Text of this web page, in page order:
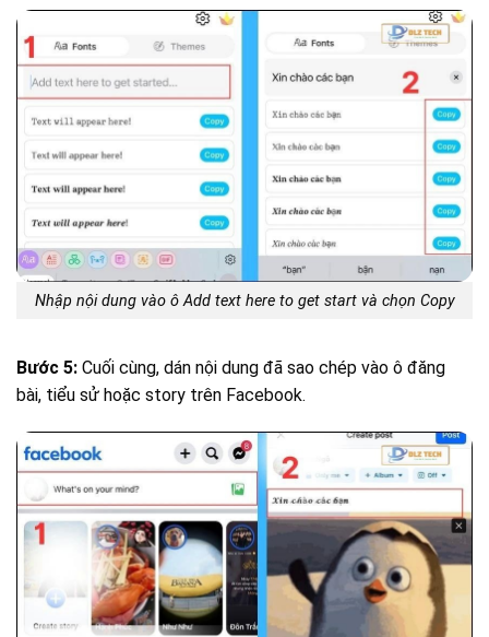
Nhập nội dung vào ô Add text here to get start và chọn Copy
Bước 5: Cuối cùng, dán nội dung đã sao chép vào ô đăng
bài, tiểu sử hoặc story trên Facebook.